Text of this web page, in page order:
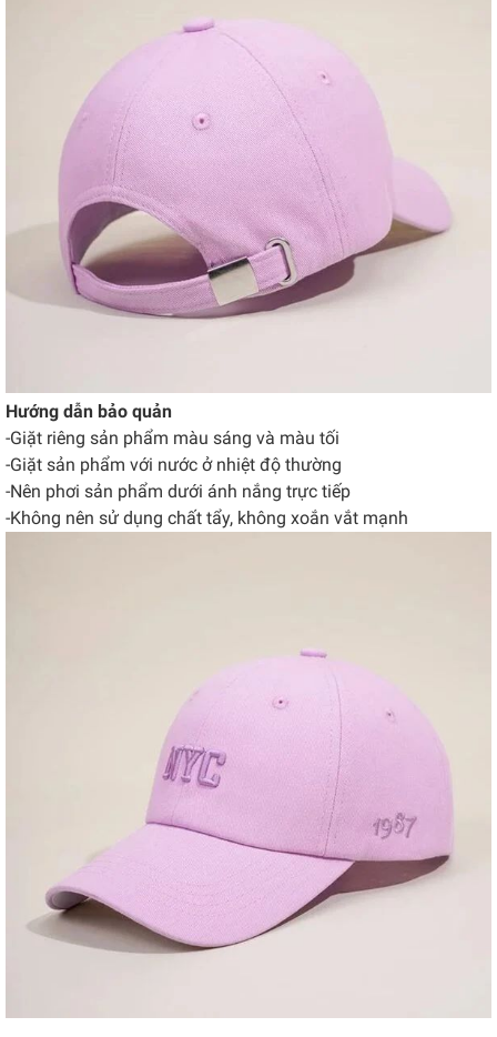
Hướng dẫn bảo quản
-Giặt riêng sản phẩm màu sáng và màu tối
-Giặt sản phẩm với nước ở nhiệt độ thường
-Nên phơi sản phẩm dưới ánh nắng trực tiếp
-Không nên sử dụng chất tẩy, không xoắn vắt mạnh